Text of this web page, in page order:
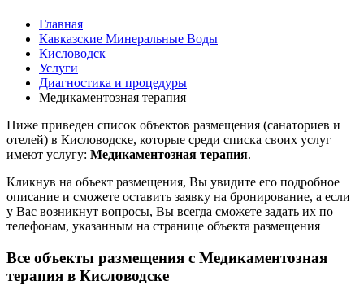
Главная
Кавказские Минеральные Воды
Кисловодск
Услуги
Диагностика и процедуры
Медикаментозная терапия
Ниже приведен список объектов размещения (санаториев и
отелей) в Кисловодске, которые среди списка своих услуг
имеют услугу: Медикаментозная терапия.
Кликнув на объект размещения, Вы увидите его подробное
описание и сможете оставить заявку на бронирование, а если
у Вас возникнут вопросы, Вы всегда сможете задать их по
телефонам, указанным на странице объекта размещения
Все объекты размещения с Медикаментозная
терапия в Кисловодске